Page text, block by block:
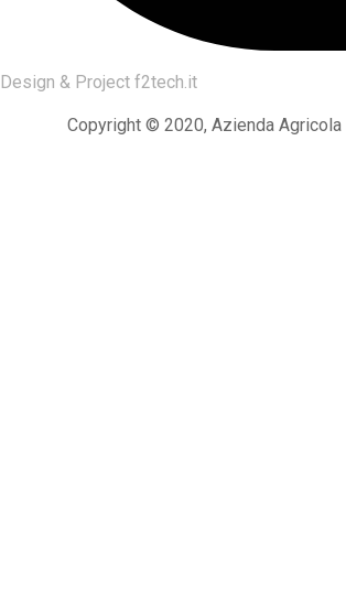
Design & Project f2tech.it
Copyright © 2020, Azienda Agricola